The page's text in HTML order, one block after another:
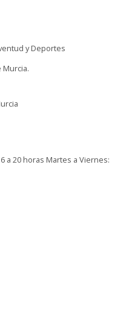
y Deportes
a 20 horas Martes a Viernes: